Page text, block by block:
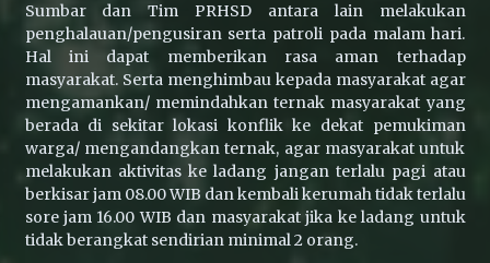
Sumbar dan Tim PRHSD antara lain melakukan
penghalauan/pengusiran serta patroli pada malam hari.
Hal ini dapat memberikan rasa aman terhadap
masyarakat. Serta menghimbau kepada masyarakat agar
mengamankan/ memindahkan ternak masyarakat yang
berada di sekitar lokasi konflik ke dekat pemukiman
warga/ mengandangkan ternak, agar masyarakat untuk
melakukan aktivitas ke ladang jangan terlalu pagi atau
berkisar jam 08.00 WIB dan kembali kerumah tidak terlalu
sore jam 16.00 WIB dan masyarakat jika ke ladang untuk
tidak berangkat sendirian minimal 2 orang.